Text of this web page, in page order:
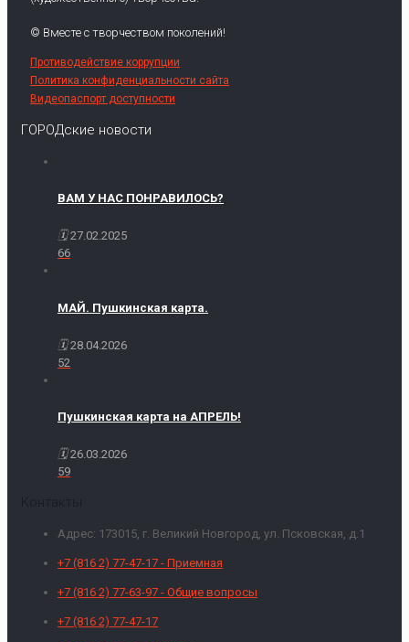
© Вместе с творчеством поколений!
Противодействие коррупции
Политика конфиденциальности сайта
Видеопаспорт доступности
ГОРОДские новости
ВАМ У НАС ПОНРАВИЛОСЬ?
27.02.2025
66
МАЙ. Пушкинская карта.
28.04.2026
52
Пушкинская карта на АПРЕЛЬ!
26.03.2026
59
Адрес: 173015, г. Великий Новгород, ул. Псковская, д.1
+7 (816 2) 77-47-17 - Приемная
+7 (816 2) 77-63-97 - Общие вопросы
+7 (816 2) 77-47-17